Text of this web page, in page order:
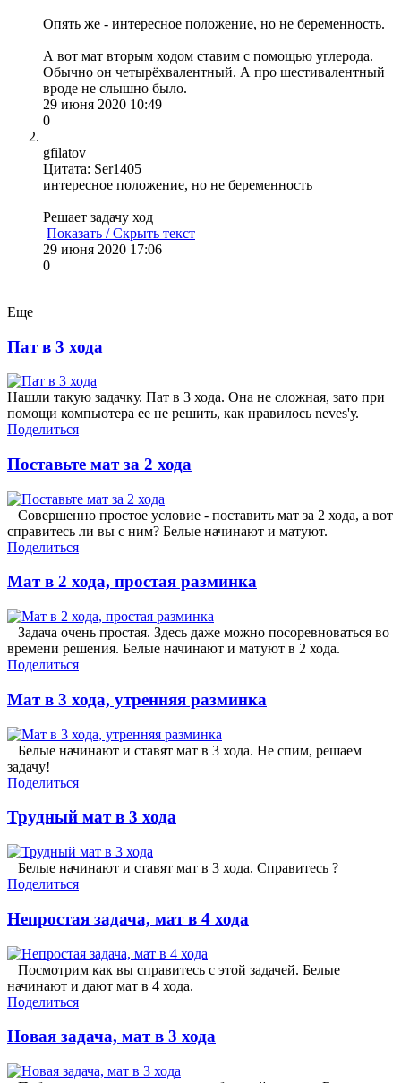
Опять же - интересное положение, но не беременность.
А вот мат вторым ходом ставим с помощью углерода.
Обычно он четырёхвалентный. А про шестивалентный
вроде не слышно было.
29 июня 2020 10:49
0
gfilatov
Цитата: Ser1405
интересное положение, но не беременность
Решает задачу ход
Показать / Скрыть текст
29 июня 2020 17:06
0
Еще
Пат в 3 хода
Нашли такую задачку. Пат в 3 хода. Она не сложная, зато при
помощи компьютера ее не решить, как нравилось neves'у.
Поделиться
Поставьте мат за 2 хода
Совершенно простое условие - поставить мат за 2 хода, а вот
справитесь ли вы с ним? Белые начинают и матуют.
Поделиться
Мат в 2 хода, простая разминка
Задача очень простая. Здесь даже можно посоревноваться во
времени решения. Белые начинают и матуют в 2 хода.
Поделиться
Мат в 3 хода, утренняя разминка
Белые начинают и ставят мат в 3 хода. Не спим, решаем
задачу!
Поделиться
Трудный мат в 3 хода
Белые начинают и ставят мат в 3 хода. Справитесь ?
Поделиться
Непростая задача, мат в 4 хода
Посмотрим как вы справитесь с этой задачей. Белые
начинают и дают мат в 4 хода.
Поделиться
Новая задача, мат в 3 хода